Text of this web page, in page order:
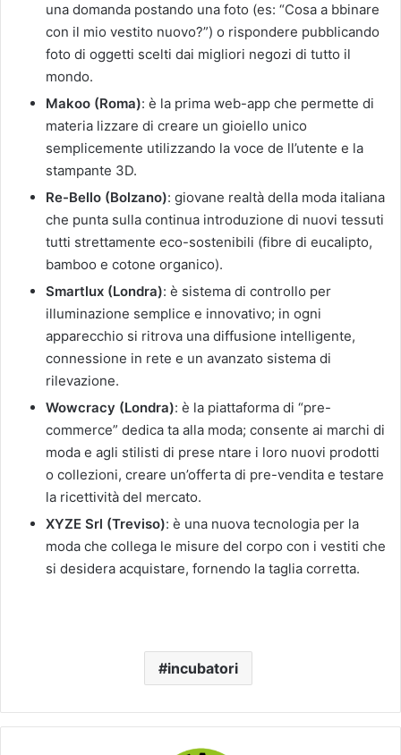
una domanda postando una foto (es: “Cosa a bbinare
con il mio vestito nuovo?”) o rispondere pubblicando
foto di oggetti scelti dai migliori negozi di tutto il
mondo.
Makoo (Roma): è la prima web-app che permette di
materia lizzare di creare un gioiello unico
semplicemente utilizzando la voce de ll’utente e la
stampante 3D.
Re-Bello (Bolzano): giovane realtà della moda italiana
che punta sulla continua introduzione di nuovi tessuti
tutti strettamente eco-sostenibili (fibre di eucalipto,
bamboo e cotone organico).
Smartlux (Londra): è sistema di controllo per
illuminazione semplice e innovativo; in ogni
apparecchio si ritrova una diffusione intelligente,
connessione in rete e un avanzato sistema di
rilevazione.
Wowcracy (Londra): è la piattaforma di “pre-
commerce” dedica ta alla moda; consente ai marchi di
moda e agli stilisti di prese ntare i loro nuovi prodotti
o collezioni, creare un’offerta di pre-vendita e testare
la ricettività del mercato.
XYZE Srl (Treviso): è una nuova tecnologia per la
moda che collega le misure del corpo con i vestiti che
si desidera acquistare, fornendo la taglia corretta.
incubatori